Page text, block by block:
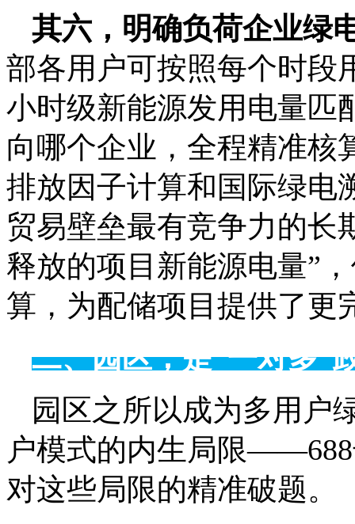
其六，明确负荷企业绿
部各用户可按照每个时段
小时级新能源发用电量
向哪个企业，全程精准核
排放因子计算和国际绿电
贸易壁垒最有竞争力的长
释放的项目新能源电量”
算，为配储项目提供了更
二、园区，是“一对多”
园区之所以成为多用户
户模式的内生局限
对这些局限的精准破题。